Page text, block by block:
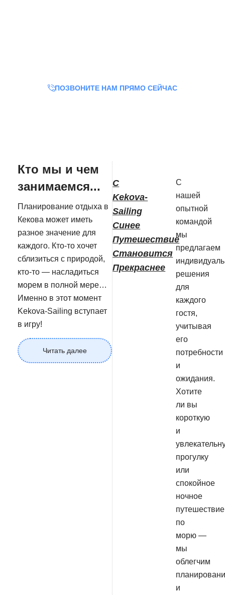
ПОЗВОНИТЕ НАМ ПРЯМО СЕЙЧАС
Кто мы и чем
занимаемся...
Планирование отдыха в
Кекова может иметь
разное значение для
каждого. Кто-то хочет
сблизиться с природой,
кто-то — насладиться
морем в полной мере…
Именно в этот момент
Kekova-Sailing вступает
в игру!
Читать далее
С
Kekova-
Sailing
Синее
Путешествие
Становится
Прекраснее
С
нашей
опытной
командой
мы
предлагаем
решения
для
каждого
гостя,
учитывая
его
потребности
и
ожидания.
Хотите
ли вы
короткую
и
прогулку
или
спокойное
ночное
путешествие
по
морю —
мы
облегчим
и